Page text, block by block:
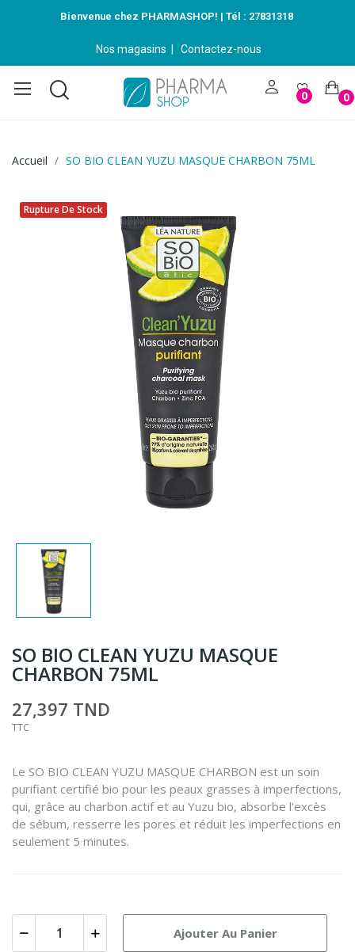
Bienvenue chez PHARMASHOP! | Tél : 27831318
Nos magasins Contactez-nous
0 0
Accueil SO BIO CLEAN YUZU MASQUE CHARBON 75ML
Rupture De Stock
SO BIO CLEAN YUZU MASQUE
CHARBON 75ML
27,397 TND
TTC
Le SO BIO CLEAN YUZU MASQUE CHARBON est un soin
purifiant certifié bio pour les peaux grasses à imperfections,
qui, grâce au charbon actif et au Yuzu bio, absorbe l'excès
de sébum, resserre les pores et réduit les imperfections en
seulement 5 minutes.
Ajouter Au Panier